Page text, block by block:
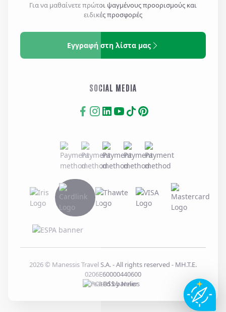
Για να μαθαίνετε πρώτοι ψαγμένους προορισμούς και
ειδικές προσφορές
Εγγραφή στη λίστα μας
SOCIAL MEDIA
2026© Manessis Travel S.A. - All rights reserved - MH.T.E.
0206E60000440600
Created byNelios